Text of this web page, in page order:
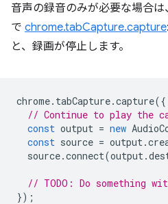
音声の録音のみが必要な場合
で chrome.tabCapture.capture
と、録画が停止します。
chrome. tabCapture.capture({
// Continue to play the
const output = new
const source = output .
source.connect(output .
// TODO: Do something
});